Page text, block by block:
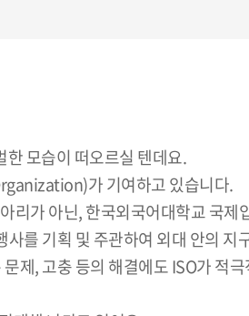
모습이 떠오르실 텐데요.
가 기여하고 있습니다.
리가 아닌, 한국외국어대학교 국
를 기획 및 주관하여 외대 안의 지
제, 고충 등의 해결에도 ISO가 적